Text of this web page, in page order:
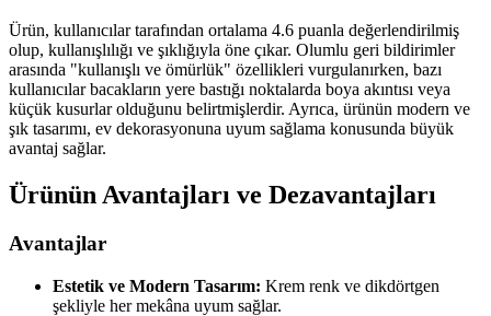
Ürün, kullanıcılar tarafından ortalama 4.6 puanla değerlendirilmiş
olup, kullanışlılığı ve şıklığıyla öne çıkar. Olumlu geri bildirimler
arasında "kullanışlı ve ömürlük" özellikleri vurgulanırken, bazı
kullanıcılar bacakların yere bastığı noktalarda boya akıntısı veya
küçük kusurlar olduğunu belirtmişlerdir. Ayrıca, ürünün modern ve
şık tasarımı, ev dekorasyonuna uyum sağlama konusunda büyük
avantaj sağlar.
Ürünün Avantajları ve Dezavantajları
Avantajlar
Estetik ve Modern Tasarım: Krem renk ve dikdörtgen
şekliyle her mekâna uyum sağlar.